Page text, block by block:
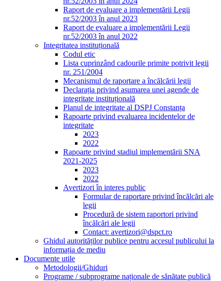
Raport de evaluare a implementării Legii
nr.52/2003 în anul 2023
Raport de evaluare a implementării Legii
nr.52/2003 în anul 2022
Integritatea instituțională
Codul etic
Lista cuprinzând cadourile primite potrivit legii
nr. 251/2004
Mecanismul de raportare a încălcării legii
Declarația privind asumarea unei agende de
integritate instituțională
Planul de integritate al DSPJ Constanța
Rapoarte privind evaluarea incidentelor de
integritate
2023
2022
Rapoarte privind stadiul implementării SNA
2021-2025
2023
2022
Avertizori în interes public
Formular de raportare privind încălcări ale
legii
Procedură de sistem raportori privind
încălcări ale legii
Contact: avertizori@dspct.ro
Ghidul autorităților publice pentru accesul publicului la
informația de mediu
Documente utile
Metodologii/Ghiduri
Programe / subprograme naționale de sănătate publică